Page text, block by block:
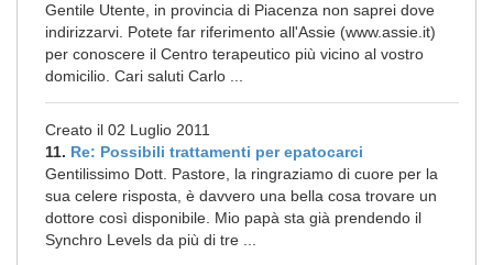
Gentile Utente, in provincia di Piacenza non saprei dove
indirizzarvi. Potete far riferimento all'Assie (www.assie.it)
per conoscere il Centro terapeutico più vicino al vostro
domicilio. Cari saluti Carlo ...
Creato il 02 Luglio 2011
11. Re: Possibili trattamenti per epatocarci
Gentilissimo Dott. Pastore, la ringraziamo di cuore per la
sua celere risposta, è davvero una bella cosa trovare un
dottore così disponibile. Mio papà sta già prendendo il
Synchro Levels da più di tre ...